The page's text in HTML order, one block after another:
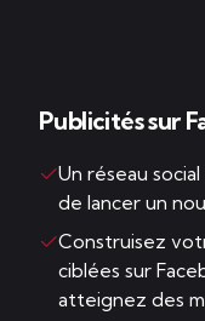
Publicités sur
Un réseau
de lancer un
Construisez
ciblées sur
atteignez des